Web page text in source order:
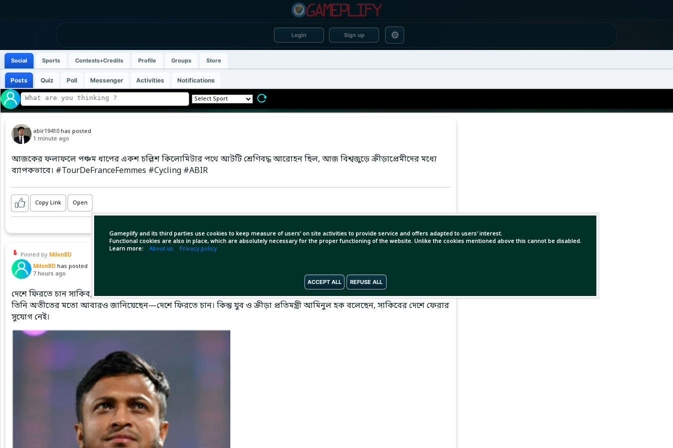
Login Sign up ⚙
Gameplify and its third parties use cookies to keep measure of users' on site activities to provide service and offers adapted to users' interest.
Functional cookies are also in place, which are absolutely necessary for the proper functioning of the website. Unlike the cookies mentioned above this cannot be disabled.
Learn more: About us Privacy policy
ACCEPT ALL REFUSE ALL
Social Sports Contests+Credits Profile Groups Store
Posts Quiz Poll Messenger Activities Notifications
abir19410 has posted
1 minute ago
আজকের ফলাফলে পঞ্চম ধাপের একশ চল্লিশ কিলোমিটার পথে আটটি শ্রেণিবদ্ধ আরোহন ছিল, আজ বিশ্বজুড়ে ক্রীড়াপ্রেমীদের মধ্যে
ব্যাপকভাবে। #TourDeFranceFemmes #Cycling #ABIR
Copy Link Open
Pinned by MilonBD
MilonBD has posted
7 hours ago
দেশে ফিরতে চান সাকিব, ক্রীড়া প্রতিমন্ত্রী বলছেন—সুযোগ নেই। সাকিব আল হাসান দেশে ফিরতে পারছেন না দুই বছরের বেশি সময় ধরে।
তিনি অতীতের মতো আবারও জানিয়েছেন—দেশে ফিরতে চান। কিন্তু যুব ও ক্রীড়া প্রতিমন্ত্রী আমিনুল হক বলেছেন, সাকিবের দেশে ফেরার
সুযোগ নেই।